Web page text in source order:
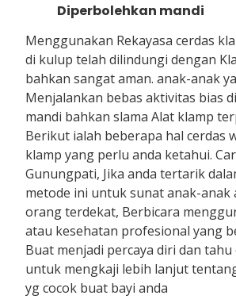
Diperbolehkan mandi
Menggunakan Rekayasa cerdas
di kulup telah dilindungi dengan
bahkan sangat aman. anak-anak
Menjalankan bebas aktivitas bias
mandi bahkan slama Alat klamp
Berikut ialah beberapa hal cerdas
klamp yang perlu anda ketahui.
Gunungpati, Jika anda tertarik
metode ini untuk sunat anak-anak
orang terdekat, Berbicara
atau kesehatan profesional yang
Buat menjadi percaya diri dan tahu
untuk mengkaji lebih lanjut
yg cocok buat bayi anda